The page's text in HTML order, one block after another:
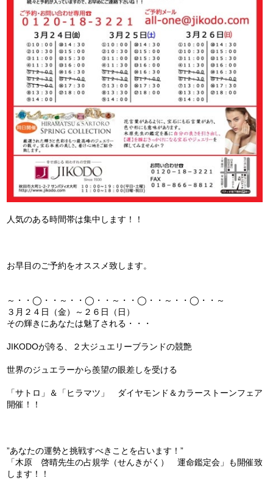
人気のある時間帯は集中します！！
お早目のご予約をオススメ致します。
～・・◯・・～・・◯・・～・・◯・・～・・◯・・～
３月２４日（金）～２６日（日）
その輝きにあなたは魅了される・・・
JIKODOが誇る、２大ジュエリーブランドの競艶
世界のジュエラーから羨望の眼差しを受ける
「サトロ」＆「ヒラマツ」 ダイヤモンド＆カラーストーンフェア
開催！！
”あなたの運勢と挑戦すべきことを占います！”
「木原 啓晴先生の占規学（せんきがく） 運命鑑定会」も開催致
します！！